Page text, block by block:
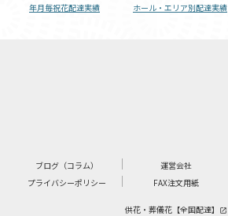
年月毎祝花配達実績 ホール・エリア別配達実績
ブログ（コラム） 運営会社
プライバシーポリシー
FAX注文用紙
供花・葬儀花【全国配達】 launch